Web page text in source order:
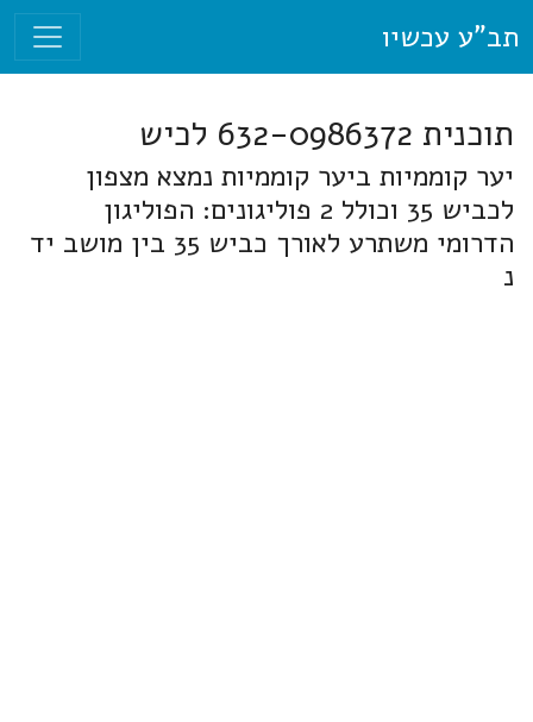
תב"ע עכשיו
תוכנית 632-0986372 לכיש
יער קוממיות ביער קוממיות נמצא מצפון
לכביש 35 וכולל 2 פוליגונים: הפוליגון
הדרומי משתרע לאורך כביש 35 בין מושב יד
נ